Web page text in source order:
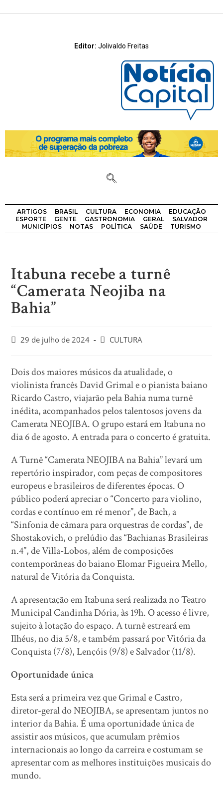
Editor: Jolivaldo Freitas
ARTIGOS BRASIL CULTURA ECONOMIA
EDUCAÇÃO
ESPORTE
GENTE GASTRONOMIA GERAL
SALVADOR
MUNICÍPIOS
NOTAS POLÍTICA SAÚDE TURISMO
Itabuna recebe a turnê
“Camerata Neojiba na
Bahia”
29 de julho de 2024 CULTURA
Dois dos maiores músicos da atualidade, o
violinista francês David Grimal e o pianista baiano
Ricardo Castro, viajarão pela Bahia numa turnê
inédita, acompanhados pelos talentosos jovens da
Camerata NEOJIBA. O grupo estará em Itabuna no
dia 6 de agosto. A entrada para o concerto é gratuita.
A Turnê “Camerata NEOJIBA na Bahia” levará um
repertório inspirador, com peças de compositores
europeus e brasileiros de diferentes épocas. O
público poderá apreciar o “Concerto para violino,
cordas e contínuo em ré menor”, de Bach, a
“Sinfonia de câmara para orquestras de cordas”, de
Shostakovich, o prelúdio das “Bachianas Brasileiras
n.4”, de Villa-Lobos, além de composições
contemporâneas do baiano Elomar Figueira Mello,
natural de Vitória da Conquista.
A apresentação em Itabuna será realizada no Teatro
Municipal Candinha Dória, às 19h. O acesso é livre,
sujeito à lotação do espaço. A turnê estreará em
Ilhéus, no dia 5/8, e também passará por Vitória da
Conquista (7/8), Lençóis (9/8) e Salvador (11/8).
Oportunidade única
Esta será a primeira vez que Grimal e Castro,
diretor-geral do NEOJIBA, se apresentam juntos no
interior da Bahia. É uma oportunidade única de
assistir aos músicos, que acumulam prêmios
internacionais ao longo da carreira e costumam se
apresentar com as melhores instituições musicais do
mundo.